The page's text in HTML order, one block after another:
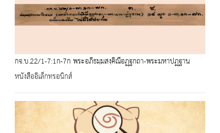
กจ.บ.22/1-7:1ก-7ก พระอภิธมฺมสงฺคิณีอฏฺฐกถา-พระมหาปฏฺฐาน
หนังสืออิเล็กทรอนิกส์